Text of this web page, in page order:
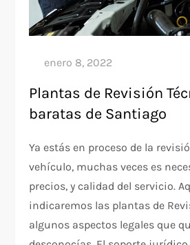
Plantas de Revisión
baratas de Santiago
Ya estás en proceso de la
vehículo, muchas veces es
precios, y calidad del servicio.
indicaremos las plantas de
algunos aspectos legales que